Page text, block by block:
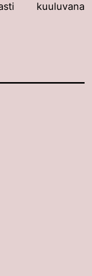
kuuluvana